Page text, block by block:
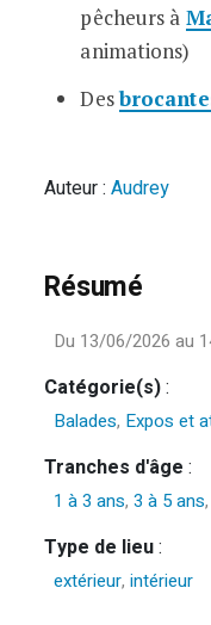
pêcheurs à
animations)
Des
Auteur :Audrey
Résumé
Du 13/06/2026 au
Catégorie(s):
Balades, Expos et
Tranches d'âge :
1 à 3 ans,3 à 5 ans,
Type de lieu:
extérieur,intérieur